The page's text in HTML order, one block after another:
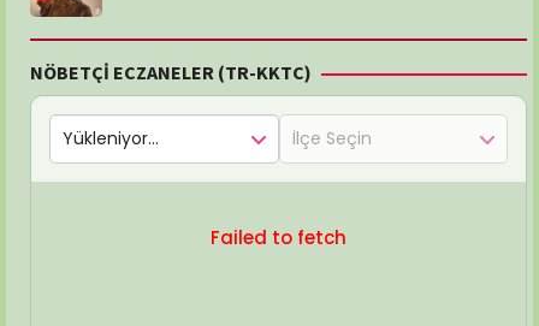
NÖBETÇİ ECZANELER (TR-KKTC)
Failed to fetch